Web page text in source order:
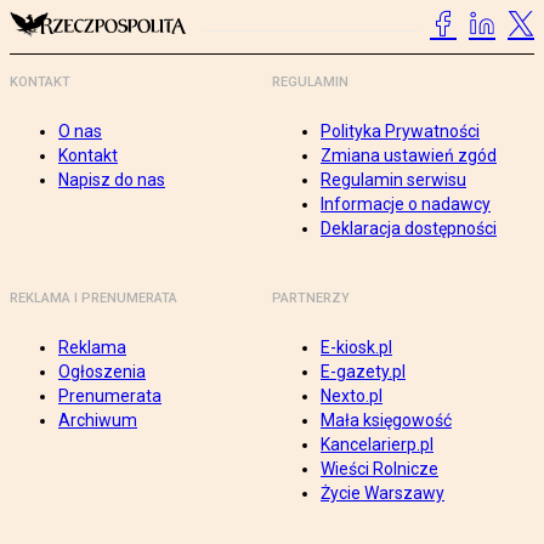
KONTAKT
O nas
Kontakt
Napisz do nas
REGULAMIN
Polityka Prywatności
Zmiana ustawień zgód
Regulamin serwisu
Informacje o nadawcy
Deklaracja dostępności
REKLAMA I PRENUMERATA
Reklama
Ogłoszenia
Prenumerata
Archiwum
PARTNERZY
E-kiosk.pl
E-gazety.pl
Nexto.pl
Mała księgowość
Kancelarierp.pl
Wieści Rolnicze
Życie Warszawy